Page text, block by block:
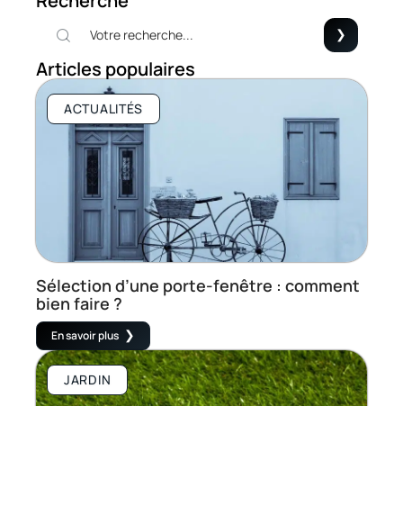
Articles populaires
ACTUALITÉS
Sélection d’une porte-fenêtre : comment
bien faire ?
En savoir plus
JARDIN